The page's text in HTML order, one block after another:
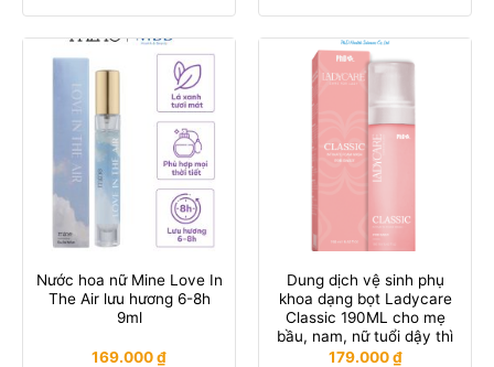
Nước hoa nữ Mine Love In
The Air lưu hương 6-8h
9ml
169.000₫
Dung dịch vệ sinh phụ
khoa dạng bọt Ladycare
Classic 190ML cho mẹ
bầu, nam, nữ tuổi dậy thì
179.000₫